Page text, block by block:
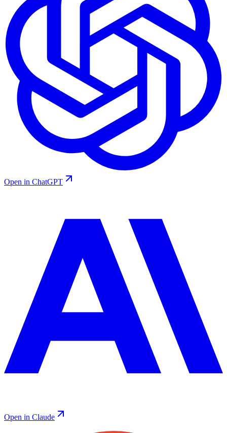
Open in ChatGPT
Open in Claude